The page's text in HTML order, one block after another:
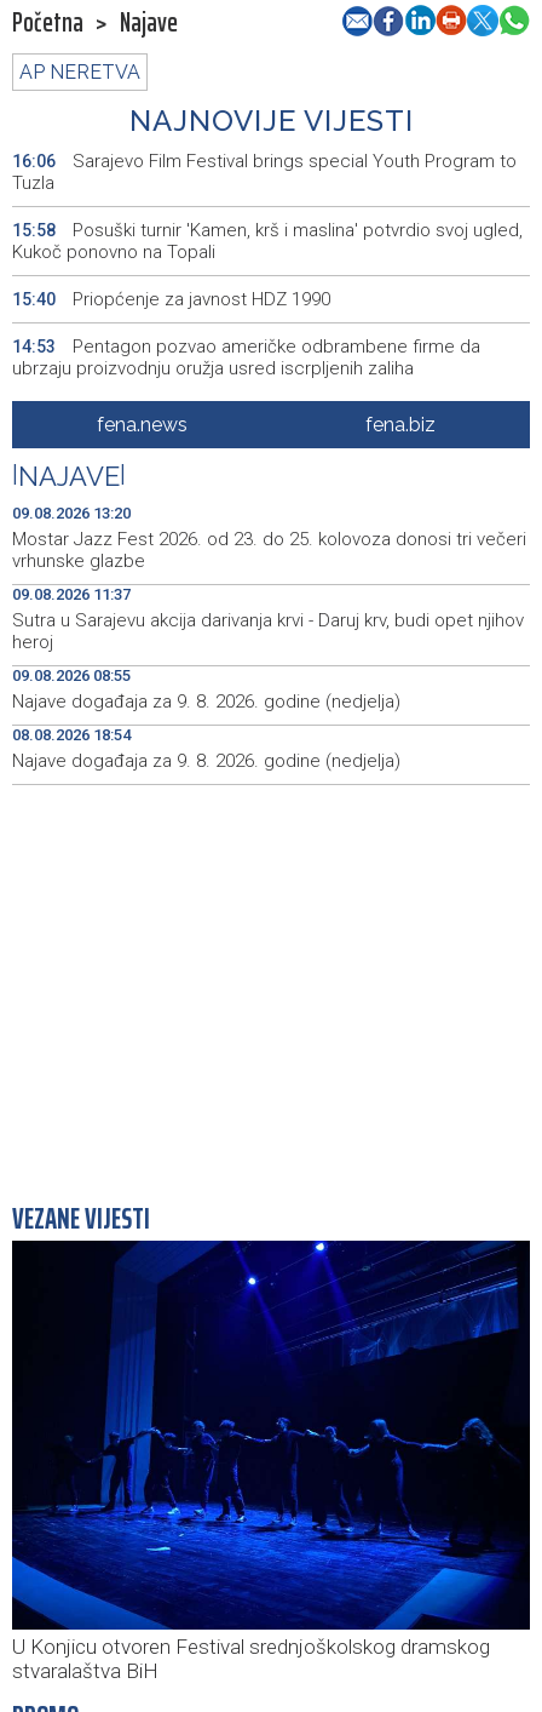
Početna > Najave
AP NERETVA
NAJNOVIJE VIJESTI
16:06
Sarajevo Film Festival brings special Youth Program to
Tuzla
15:58
Posuški turnir 'Kamen, krš i maslina' potvrdio svoj ugled,
Kukoč ponovno na Topali
15:40 Priopćenje za javnost HDZ 1990
14:53
Pentagon pozvao američke odbrambene firme da
ubrzaju proizvodnju oružja usred iscrpljenih zaliha
Svečano otvoren 26. Cazin Grand Prix, staza 'Krajiška
zmija' ponovo okupila ljubitelje motosporta
13:20
Mostar Jazz Fest 2026. od 23. do 25. kolovoza donosi
tri večeri vrhunske glazbe
12:21 Izraelske snage izvode nova rušenja u južnom Libanu
11:51
Mještani Kola prikupili 3.000 KM za 'Kuću nade' u
Mostaru
11:37
Sutra u Sarajevu akcija darivanja krvi - Daruj krv, budi
opet njihov heroj
11:17
BiH među zapaženijim učesnicima CIGRE u Parizu - AI i
energetska tranzicija u fokusu
fena.news fena.biz
NAJAVE
09.08.2026 13:20
Mostar Jazz Fest 2026. od 23. do 25. kolovoza donosi tri večeri
vrhunske glazbe
09.08.2026 11:37
Sutra u Sarajevu akcija darivanja krvi - Daruj krv, budi opet njihov
heroj
09.08.2026 08:55
Najave događaja za 9. 8. 2026. godine (nedjelja)
08.08.2026 18:54
Najave događaja za 9. 8. 2026. godine (nedjelja)
VEZANE VIJESTI
U Konjicu otvoren Festival srednjoškolskog dramskog
stvaralaštva BiH